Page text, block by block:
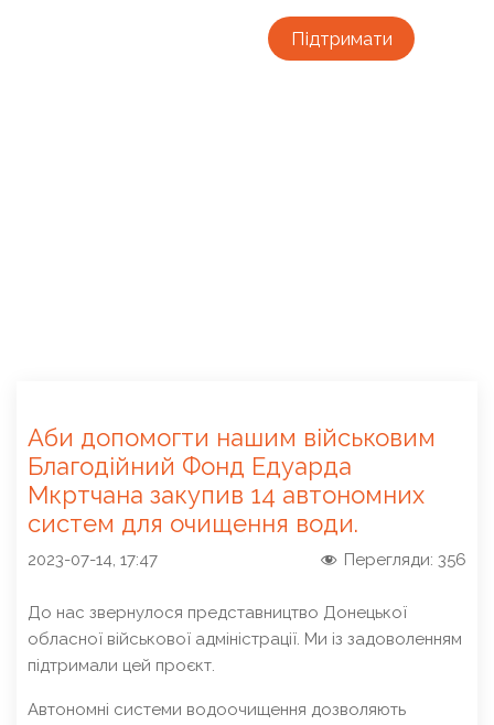
Підтримати
Аби допомогти нашим військовим
Благодійний Фонд Едуарда
Мкртчана закупив 14 автономних
систем для очищення води.
2023-07-14, 17:47 Перегляди: 356
До нас звернулося представництво Донецької
обласної військової адміністрації. Ми із задоволенням
підтримали цей проєкт.
Автономні системи водоочищення дозволяють